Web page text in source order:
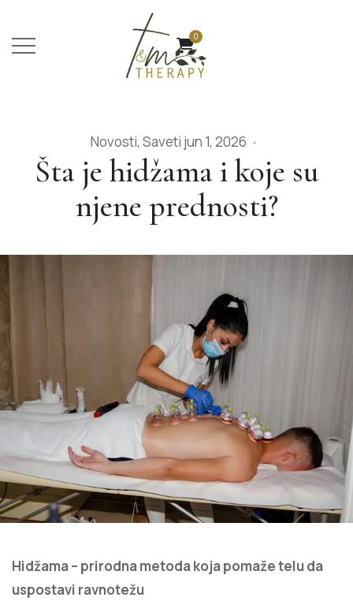
0
Novosti, Saveti jun 1, 2026
Šta je hidžama i koje su
njene prednosti?
Hidžama – prirodna metoda koja pomaže telu da
uspostavi ravnotežu